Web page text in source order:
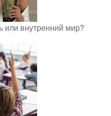
или внутренний мир?